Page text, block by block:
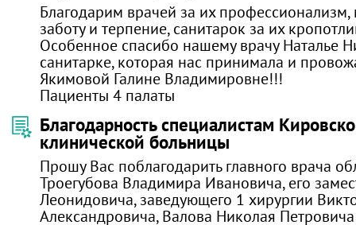
Благодарим врачей за их профессионализм,
заботу и терпение, санитарок за их
Особенное спасибо нашему врачу Наталье
санитарке, которая нас принимала и
Якимовой Галине Владимировне!!!
Пациенты 4 палаты
Благодарность специалистам
клинической больницы
Прошу Вас поблагодарить главного врача
Троегубова Владимира Ивановича, его
Леонидовича, заведующего 1 хирургии
Александровича, Валова Николая Петровича